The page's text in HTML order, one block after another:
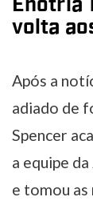
Enotria
volta
Após a
adiado de
Spencer
a equipe
e tomou as